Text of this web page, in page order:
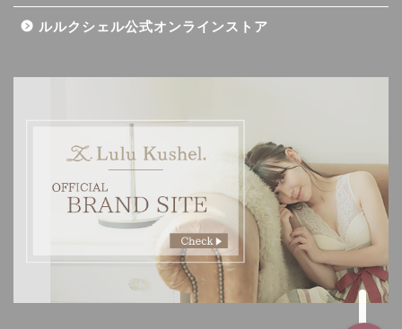
ルルクシェル公式オンラインストア
ダイエット
バストアップ（育乳）
ナイトブラの基礎知識